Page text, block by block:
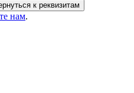
к реквизитам
нам.